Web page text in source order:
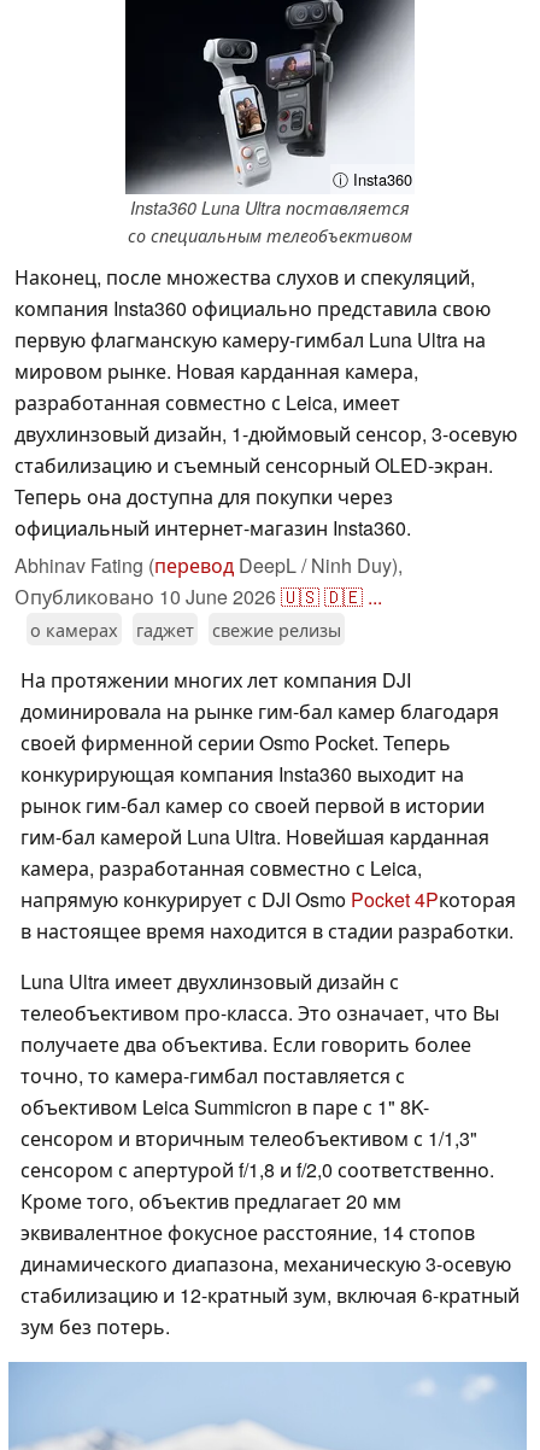
ⓘ Insta360
Insta360 Luna Ultra поставляется
со специальным телеобъективом
Наконец, после множества слухов и спекуляций,
компания Insta360 официально представила свою
первую флагманскую камеру-гимбал Luna Ultra на
мировом рынке. Новая карданная камера,
разработанная совместно с Leica, имеет
двухлинзовый дизайн, 1-дюймовый сенсор, 3-осевую
стабилизацию и съемный сенсорный OLED-экран.
Теперь она доступна для покупки через
официальный интернет-магазин Insta360.
Abhinav Fating (перевод DeepL / Ninh Duy),
Опубликовано 10 June 2026🇺🇸🇩🇪 ...
о камерах гаджет свежие релизы
На протяжении многих лет компания DJI
доминировала на рынке гим-бал камер благодаря
своей фирменной серии Osmo Pocket. Теперь
конкурирующая компания Insta360 выходит на
рынок гим-бал камер со своей первой в истории
гим-бал камерой Luna Ultra. Новейшая карданная
камера, разработанная совместно с Leica,
напрямую конкурирует с DJI Osmo Pocket 4Pкоторая
в настоящее время находится в стадии разработки.
Luna Ultra имеет двухлинзовый дизайн с
телеобъективом про-класса. Это означает, что Вы
получаете два объектива. Если говорить более
точно, то камера-гимбал поставляется с
объективом Leica Summicron в паре с 1" 8K-
сенсором и вторичным телеобъективом с 1/1,3"
сенсором с апертурой f/1,8 и f/2,0 соответственно.
Кроме того, объектив предлагает 20 мм
эквивалентное фокусное расстояние, 14 стопов
динамического диапазона, механическую 3-осевую
стабилизацию и 12-кратный зум, включая 6-кратный
зум без потерь.